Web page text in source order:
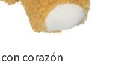
corazón